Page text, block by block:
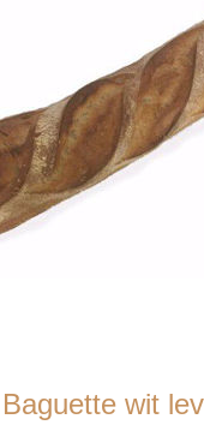
Baguette wit